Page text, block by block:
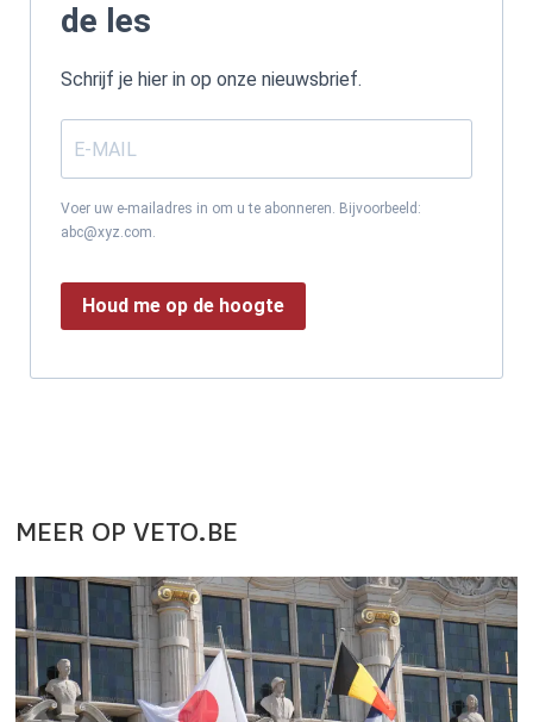
de les
Schrijf je hier in op onze nieuwsbrief.
Voer uw e-mailadres in om u te abonneren. Bijvoorbeeld:
abc@xyz.com.
Houd me op de hoogte
MEER OP VETO.BE